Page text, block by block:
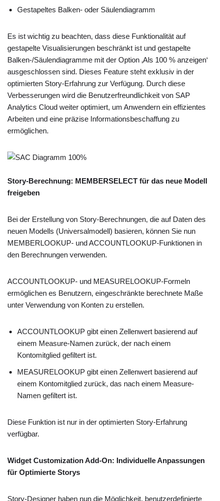
Gestapeltes Balken- oder Säulendiagramm
Es ist wichtig zu beachten, dass diese Funktionalität auf
gestapelte Visualisierungen beschränkt ist und gestapelte
Balken-/Säulendiagramme mit der Option ‚Als 100 % anzeigen‘
ausgeschlossen sind. Dieses Feature steht exklusiv in der
optimierten Story-Erfahrung zur Verfügung. Durch diese
Verbesserungen wird die Benutzerfreundlichkeit von SAP
Analytics Cloud weiter optimiert, um Anwendern ein effizientes
Arbeiten und eine präzise Informationsbeschaffung zu
ermöglichen.
Story-Berechnung: MEMBERSELECT für das neue Modell
freigeben
Bei der Erstellung von Story-Berechnungen, die auf Daten des
neuen Modells (Universalmodell) basieren, können Sie nun
MEMBERLOOKUP- und ACCOUNTLOOKUP-Funktionen in
den Berechnungen verwenden.
ACCOUNTLOOKUP- und MEASURELOOKUP-Formeln
ermöglichen es Benutzern, eingeschränkte berechnete Maße
unter Verwendung von Konten zu erstellen.
ACCOUNTLOOKUP gibt einen Zellenwert basierend auf
einem Measure-Namen zurück, der nach einem
Kontomitglied gefiltert ist.
MEASURELOOKUP gibt einen Zellenwert basierend auf
einem Kontomitglied zurück, das nach einem Measure-
Namen gefiltert ist.
Diese Funktion ist nur in der optimierten Story-Erfahrung
verfügbar.
Widget Customization Add-On: Individuelle Anpassungen
für Optimierte Storys
Story-Designer haben nun die Möglichkeit, benutzerdefinierte